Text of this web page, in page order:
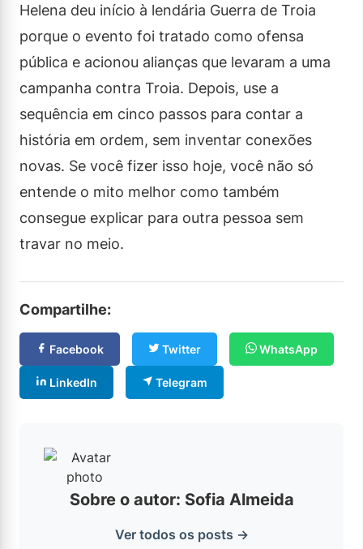
Helena deu início à lendária Guerra de Troia
porque o evento foi tratado como ofensa
pública e acionou alianças que levaram a uma
campanha contra Troia. Depois, use a
sequência em cinco passos para contar a
história em ordem, sem inventar conexões
novas. Se você fizer isso hoje, você não só
entende o mito melhor como também
consegue explicar para outra pessoa sem
travar no meio.
Compartilhe:
Facebook Twitter WhatsApp
LinkedIn Telegram
Sobre o autor: Sofia Almeida
Ver todos os posts →